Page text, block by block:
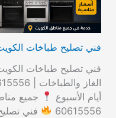
فني تصليح طباخات الكويت 24 ساعة | صيانة أفران
الغاز والطباخات | 60615556
أيام الأسبوع
جميع
60615556
فني